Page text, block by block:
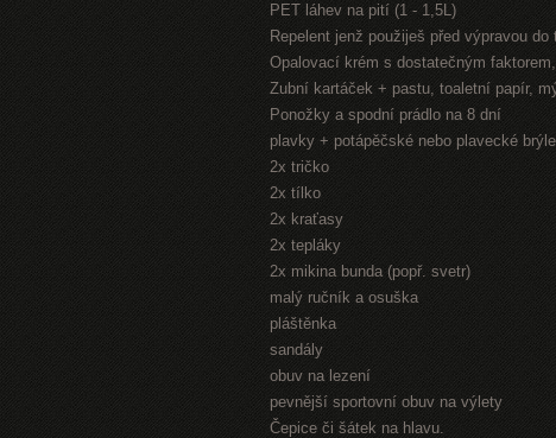
PET láhev na pití (1 - 1,5L)
Repelent jenž použiješ před výpravou do
Opalovací krém s dostatečným faktorem,
Zubní kartáček + pastu, toaletní papír,
Ponožky a spodní prádlo na 8 dní
plavky + potápěčské nebo plavecké
2x tričko
2x tílko
2x kraťasy
2x tepláky
2x mikina bunda (popř. svetr)
malý ručník a osuška
pláštěnka
sandály
obuv na lezení
pevnější sportovní obuv na výlety
Čepice či šátek na hlavu.